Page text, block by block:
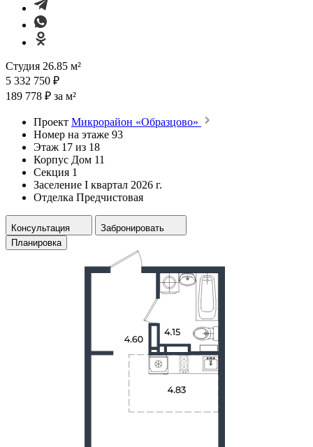
Студия 26.85 м²
5 332 750 ₽
189 778 ₽ за м²
Проект Микрорайон «Образцово»
Номер на этаже 93
Этаж 17 из 18
Корпус Дом 11
Секция 1
Заселение I квартал 2026 г.
Отделка Предчистовая
Консультация
Забронировать
Планировка